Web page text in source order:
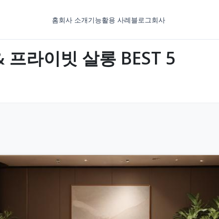
홈회사 소개기능활용 사례블로그회사
라이빗 살롱 BEST 5